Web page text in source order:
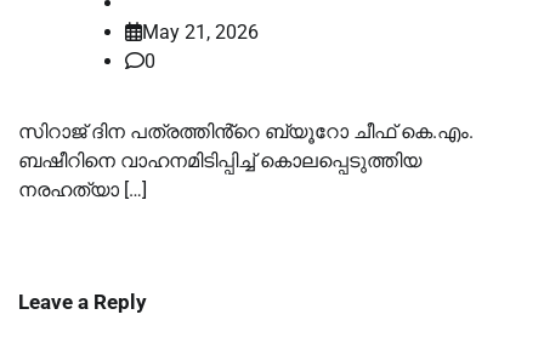
May 21, 2026
0
സിറാജ് ദിന പത്രത്തിൻ്റെ ബ്യൂറോ ചീഫ് കെ.എം.
ബഷീറിനെ വാഹനമിടിപ്പിച്ച്‌ കൊലപ്പെടുത്തിയ
നരഹത്യാ […]
Leave a Reply